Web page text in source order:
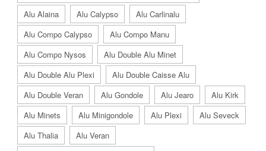
Alu Alaina
Alu Calypso
Alu Carlinalu
Alu Compo Calypso
Alu Compo Manu
Alu Compo Nysos
Alu Double Alu Minet
Alu Double Alu Plexi
Alu Double Caisse Alu
Alu Double Veran
Alu Gondole Alu Jearo
Alu Kirk
Alu Minets
Alu Minigondole Alu Plexi
Alu Seveck
Alu Thalia
Alu Veran